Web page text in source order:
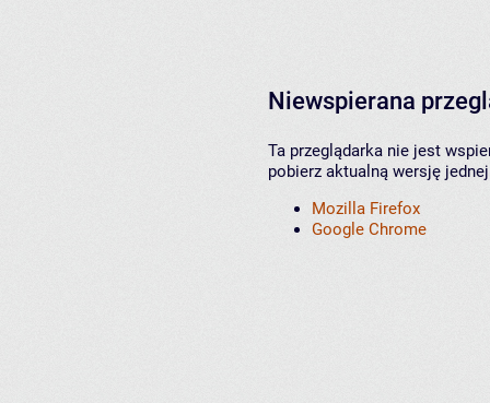
Niewspierana
Ta przeglądarka nie jest
pobierz aktualną wersję
Mozilla Firefox
Google Chrome